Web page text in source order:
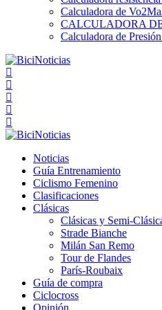
Calculadora de
CALCULADORA
Calculadora de
Noticias
Guía Entrenamiento
Ciclismo Femenino
Clasificaciones
Clásicas
Clásicas y Semi-
Strade Bianche
Milán San Remo
Tour de Flandes
París-Roubaix
Guía de compra
Ciclocross
Opinión